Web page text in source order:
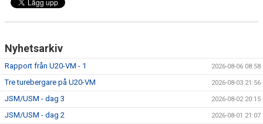
Nyhetsarkiv
Rapport från U20-VM - 1 2026-08-06 08:58
Tre turebergare på U20-VM 2026-08-03 21:56
JSM/USM - dag 3 2026-08-02 20:15
JSM/USM - dag 2 2026-08-01 21:07